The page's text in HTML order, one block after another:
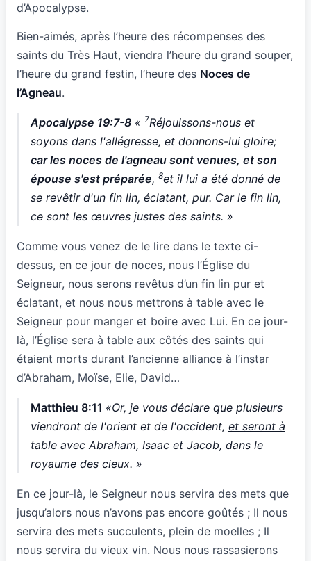
d’Apocalypse.
Bien-aimés, après l’heure des récompenses des
saints du Très Haut, viendra l’heure du grand souper,
l’heure du grand festin, l’heure des Noces de
l’Agneau.
Apocalypse 19:7-8 « 7Réjouissons-nous et
soyons dans l'allégresse, et donnons-lui gloire;
car les noces de l'agneau sont venues, et son
épouse s'est préparée, 8et il lui a été donné de
se revêtir d'un fin lin, éclatant, pur. Car le fin lin,
ce sont les œuvres justes des saints. »
Comme vous venez de le lire dans le texte ci-
dessus, en ce jour de noces, nous l’Église du
Seigneur, nous serons revêtus d’un fin lin pur et
éclatant, et nous nous mettrons à table avec le
Seigneur pour manger et boire avec Lui. En ce jour-
là, l’Église sera à table aux côtés des saints qui
étaient morts durant l’ancienne alliance à l’instar
d’Abraham, Moïse, Elie, David…
Matthieu 8:11 «Or, je vous déclare que plusieurs
viendront de l'orient et de l'occident, et seront à
table avec Abraham, Isaac et Jacob, dans le
royaume des cieux. »
En ce jour-là, le Seigneur nous servira des mets que
jusqu’alors nous n’avons pas encore goûtés ; Il nous
servira des mets succulents, plein de moelles ; Il
nous servira du vieux vin. Nous nous rassasierons